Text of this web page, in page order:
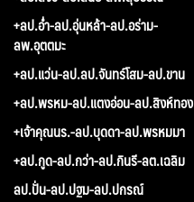
+ลป.อ่ำ-ลป.อุ่นหล้า-ลป.อร่าม-
ลพ.อุตตมะ
+ลป.แว่น-ลป.ลป.จันทร์โสม-ลป.ขาน
+ลป.พรหม-ลป.แตงอ่อน-ลป.สิงห์ทอง
+เจ้าคุณนร.-ลป.บุดดา-ลป.พรหมมา
+ลป.กูด-ลป.กว่า-ลป.กินรี-ลต.เฉลิม
ลป.ปั่น-ลป.ปฐม-ลป.ปกรณ์